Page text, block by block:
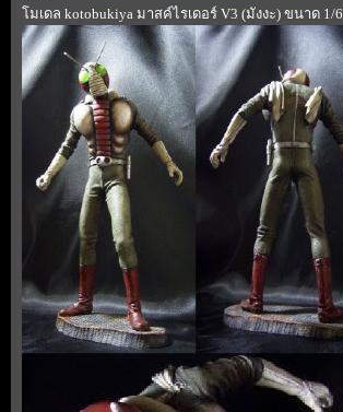
มเดล kotobukiya มาสค์ไรเดอร์ V3 (มังงะ) ขนาด 1/6